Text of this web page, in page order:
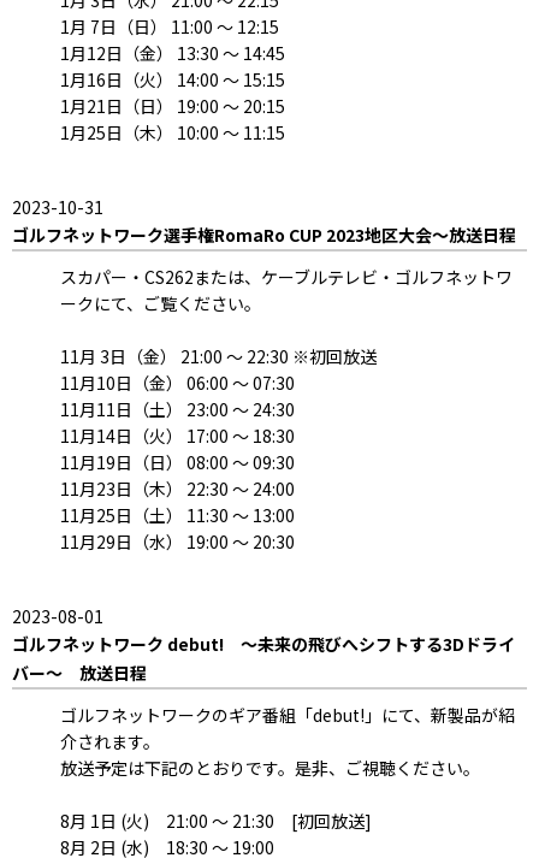
1月 7日（日） 11:00 ～ 12:15
1月12日（金） 13:30 ～ 14:45
1月16日（火） 14:00 ～ 15:15
1月21日（日） 19:00 ～ 20:15
1月25日（木） 10:00 ～ 11:15
2023-10-31
ゴルフネットワーク選手権RomaRo CUP 2023地区大会～放送日程
スカパー・CS262または、ケーブルテレビ・ゴルフネットワ
ークにて、ご覧ください。
11月 3日（金） 21:00 ～ 22:30 ※初回放送
11月10日（金） 06:00 ～ 07:30
11月11日（土） 23:00 ～ 24:30
11月14日（火） 17:00 ～ 18:30
11月19日（日） 08:00 ～ 09:30
11月23日（木） 22:30 ～ 24:00
11月25日（土） 11:30 ～ 13:00
11月29日（水） 19:00 ～ 20:30
2023-08-01
ゴルフネットワーク debut! ～未来の飛びへシフトする3Dドライ
バー～ 放送日程
ゴルフネットワークのギア番組「debut!」にて、新製品が紹
介されます。
放送予定は下記のとおりです。是非、ご視聴ください。
8月 1日 (火) 21:00 ～ 21:30 [初回放送]
8月 2日 (水) 18:30 ～ 19:00